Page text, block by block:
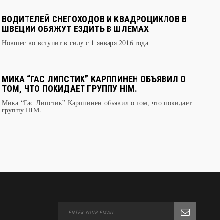
ВОДИТЕЛЕЙ СНЕГОХОДОВ И КВАДРОЦИКЛОВ В
ШВЕЦИИ ОБЯЖУТ ЕЗДИТЬ В ШЛЕМАХ
Новшество вступит в силу с 1 января 2016 года
МИКА “ГАС ЛИПСТИК” КАРППИНЕН ОБЪЯВИЛ О
ТОМ, ЧТО ПОКИДАЕТ ГРУППУ HIM.
Мика “Гас Липстик” Карппинен объявил о том, что покидает
группу HIM.